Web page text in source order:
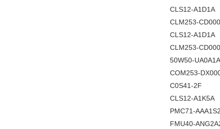
CLS12-A1D1A
CLM253-
CLS12-A1D1A
CLM253-
50W50-
COM253-
C0S41-2F
CLS12-A1K5A
PMC71-
FMU40-